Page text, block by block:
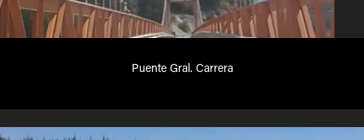
Puente Gral. Carrera